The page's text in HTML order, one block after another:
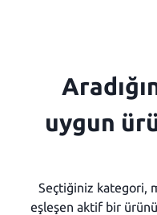
uygun
Seçtiğiniz kategori,
eşleşen aktif bir